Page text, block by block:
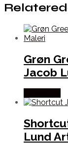
Grøn
Jacob
Lund